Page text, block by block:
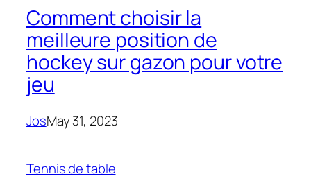
Comment choisir la
meilleure position de
hockey sur gazon pour votre
jeu
JosMay 31, 2023
Tennis de table